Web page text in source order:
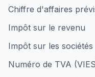
Chiffre d'affaires
Impôt sur le revenu
Impôt sur les sociétés
Numéro de TVA